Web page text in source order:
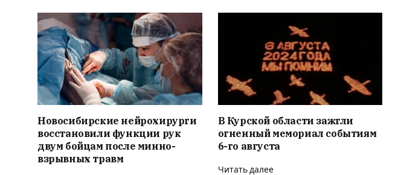
Новосибирские нейрохирурги
восстановили функции рук
двум бойцам после минно-
взрывных травм
В Курской области зажгли
огненный мемориал событиям
6-го августа
Читать далее